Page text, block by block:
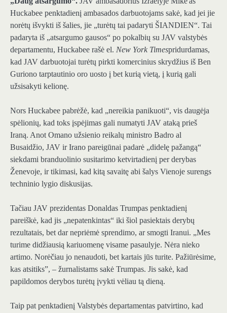
Huckabee penktadienį ambasados ​​darbuotojams sakė, kad jei jie
norėtų išvykti iš šalies, jie „turėtų tai padaryti ŠIANDIEN“. Tai
padaryta iš „atsargumo gausos“ po pokalbių su JAV valstybės
departamentu, Huckabee rašė el. New York Timespridurdamas,
kad JAV darbuotojai turėtų pirkti komercinius skrydžius iš Ben
Guriono tarptautinio oro uosto į bet kurią vietą, į kurią gali
užsisakyti kelionę.
Nors Huckabee pabrėžė, kad „nereikia panikuoti“, vis daugėja
spėlionių, kad toks įspėjimas gali numatyti JAV ataką prieš
Iraną. Anot Omano užsienio reikalų ministro Badro al
Busaidžio, JAV ir Irano pareigūnai padarė „didelę pažangą“
siekdami branduolinio susitarimo ketvirtadienį per derybas
Ženevoje, ir tikimasi, kad kitą savaitę abi šalys Vienoje surengs
techninio lygio diskusijas.
Tačiau JAV prezidentas Donaldas Trumpas penktadienį
pareiškė, kad jis „nepatenkintas“ iki šiol pasiektais derybų
rezultatais, bet dar nepriėmė sprendimo, ar smogti Iranui. „Mes
turime didžiausią kariuomenę visame pasaulyje. Nėra nieko
artimo. Norėčiau jo nenaudoti, bet kartais jūs turite. Pažiūrėsime,
kas atsitiks”, – žurnalistams sakė Trumpas. Jis sakė, kad
papildomos derybos turėtų įvykti vėliau tą dieną.
Taip pat penktadienį Valstybės departamentas patvirtino, kad